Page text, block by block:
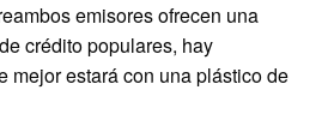
emisores ofrecen una
crédito populares, hay
mejor estará con una plástico de